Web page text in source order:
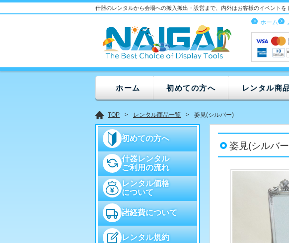
什器のレンタルから会場への搬入搬出・設営まで、内外はお客様のイベントを
ホーム
ホーム 初めての方へ レンタル商
TOP レンタル商品一覧 姿見(シルバー)
姿見(シルバ
初めての方へ
什器レンタル
ご利用の流れ
レンタル価格
について
諸経費について
レンタル規約